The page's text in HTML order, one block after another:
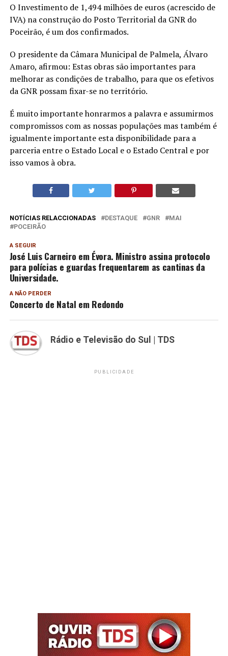
O Investimento de 1,494 milhões de euros (acrescido de
IVA) na construção do Posto Territorial da GNR do
Poceirão, é um dos confirmados.
O presidente da Câmara Municipal de Palmela, Álvaro
Amaro, afirmou: Estas obras são importantes para
melhorar as condições de trabalho, para que os efetivos
da GNR possam fixar-se no território.
É muito importante honrarmos a palavra e assumirmos
compromissos com as nossas populações mas também é
igualmente importante esta disponibilidade para a
parceria entre o Estado Local e o Estado Central e por
isso vamos à obra.
NOTÍCIAS RELACCIONADAS DESTAQUE GNR
MAI
POCEIRÃO
A SEGUIR
José Luis Carneiro em Évora. Ministro assina protocolo
para polícias e guardas frequentarem as cantinas da
Universidade.
A NÃO PERDER
Concerto de Natal em Redondo
Rádio e Televisão do Sul | TDS
PUBLICIDADE